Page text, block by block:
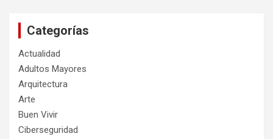
Categorías
Actualidad
Adultos Mayores
Arquitectura
Arte
Buen Vivir
Ciberseguridad